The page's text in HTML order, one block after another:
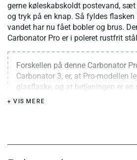
gerne køleskabskoldt postevand,
og tryk på en knap. Så fyldes flasken
vandet har nu fået bobler og brus.
Carbonator Pro er i poleret rustfrit
Forskellen på denne Carbonator
Carbonator 3, er, at Pro-modellen
glasflaske, og at betjeningen er en
Carbonator Pro laver danskvand
+ VIS MERE